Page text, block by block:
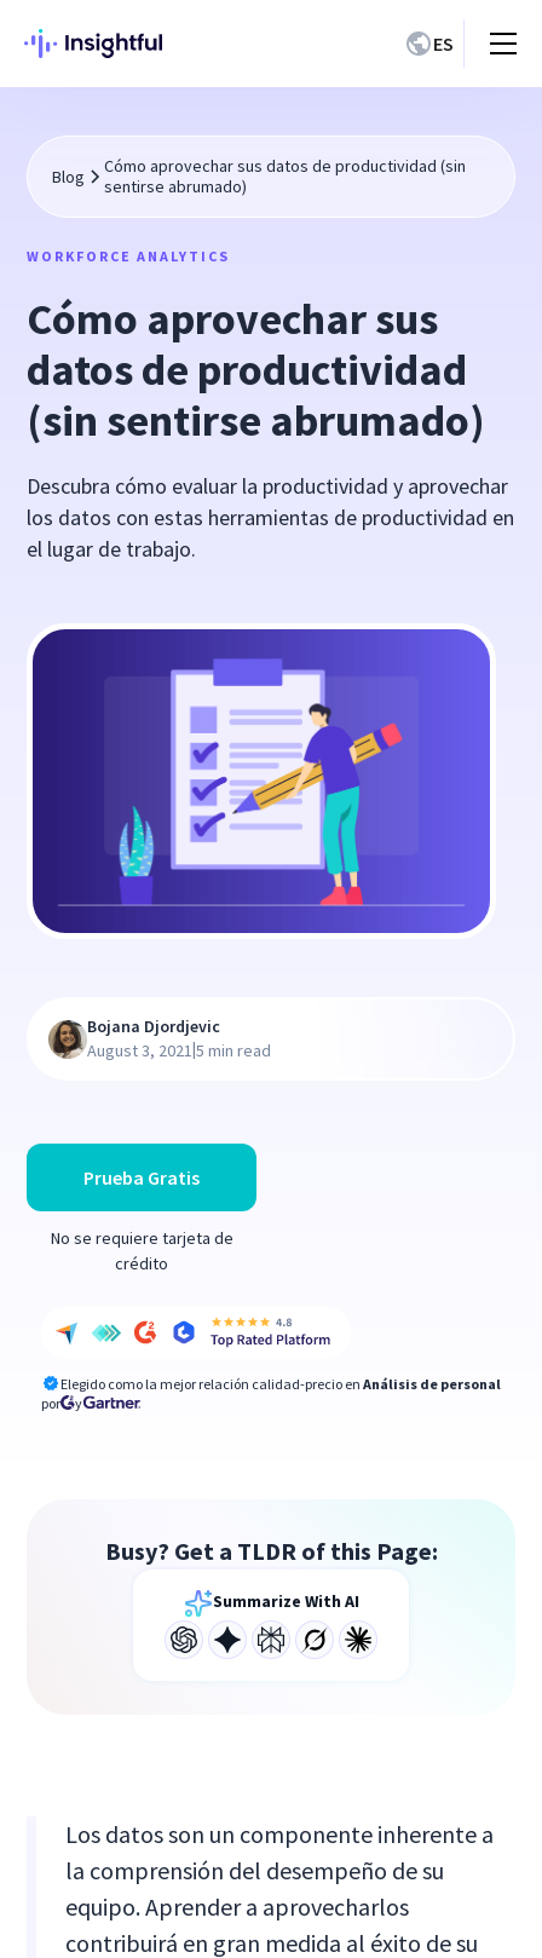
ES
Blog
Cómo aprovechar sus datos de productividad (sin
sentirse abrumado)
WORKFORCE ANALYTICS
Cómo aprovechar sus
datos de productividad
(sin sentirse abrumado)
Descubra cómo evaluar la productividad y aprovechar
los datos con estas herramientas de productividad en
el lugar de trabajo.
Prueba Gratis
No se requiere tarjeta de
crédito
Elegido como la mejor relación calidad-precio en Análisis de personal
por
y
Bojana Djordjevic
August 3, 2021|5 min read
Busy? Get a TLDR of this Page:
Summarize With AI
Los datos son un componente inherente a
la comprensión del desempeño de su
equipo. Aprender a aprovecharlos
contribuirá en gran medida al éxito de su